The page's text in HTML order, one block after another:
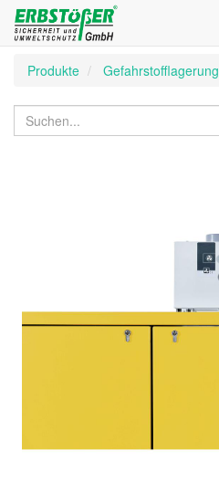
Produkte
Gefahrstofflagerung